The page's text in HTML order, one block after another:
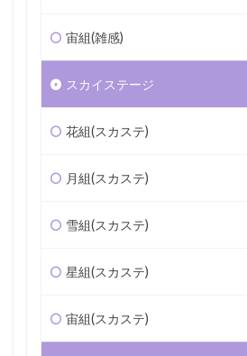
宙組(雑感)
スカイステージ
花組(スカステ)
月組(スカステ)
雪組(スカステ)
星組(スカステ)
宙組(スカステ)